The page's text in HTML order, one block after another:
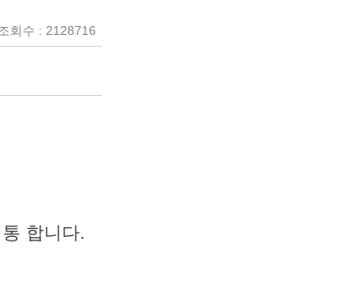
회수 : 2128716
합니다.